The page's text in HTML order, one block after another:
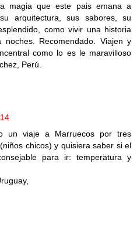
magia que este pais emana a
arquitectura, sus sabores, su
como vivir una historia
Recomendado. Viajen y
como lo es le maravilloso
Perú.
un viaje a Marruecos por tres
chicos) y quisiera saber si el
para ir: temperatura y